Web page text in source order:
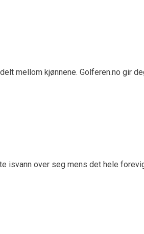
mellom kjønnene. Golferen.no gir
over seg mens det hele